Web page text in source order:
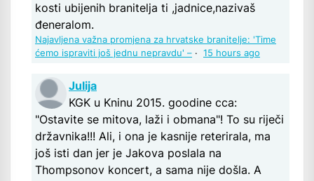
kosti ubijenih branitelja ti ,jadnice,nazivaš
đeneralom.
Najavljena važna promjena za hrvatske branitelje: 'Time
ćemo ispraviti još jednu nepravdu' – · 15 hours ago
Julija
KGK u Kninu 2015. goodine cca:
"Ostavite se mitova, laži i obmana"! To su riječi
državnika!!! Ali, i ona je kasnije reterirala, ma
još isti dan jer je Jakova poslala na
Thompsonov koncert, a sama nije došla. A